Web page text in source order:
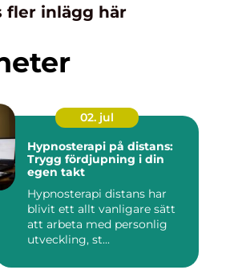
fler inlägg här
02. jul
Hypnosterapi på distans:
Trygg fördjupning i din
egen takt
Hypnosterapi distans har
blivit ett allt vanligare sätt
att arbeta med personlig
utveckling, st...